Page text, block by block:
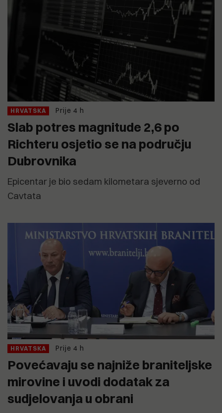
HRVATSKA Prije 4 h
Slab potres magnitude 2,6 po
Richteru osjetio se na području
Dubrovnika
Epicentar je bio sedam kilometara sjeverno od
Cavtata
HRVATSKA Prije 4 h
Povećavaju se najniže braniteljske
mirovine i uvodi dodatak za
sudjelovanja u obrani